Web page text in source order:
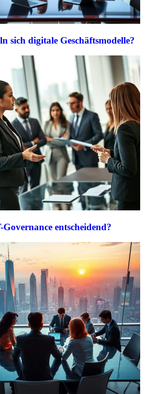
sich digitale Geschäftsmodelle?
entscheidend?